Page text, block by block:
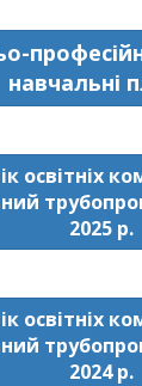
навчальні
освітніх
2025 р.
освітніх
2024 р.